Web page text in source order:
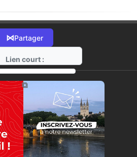
⋈Partager
Lien court :
https://radio-g.fr?20312
⧉